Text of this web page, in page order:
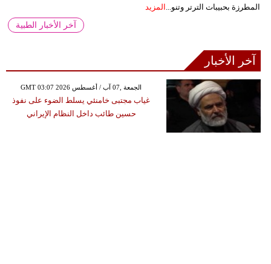
المطرزة بحبيبات الترتر وتنو... المزيد
آخر الأخبار الطبية
آخر الأخبار
GMT 03:07 2026 الجمعة ,07 آب / أغسطس
غياب مجتبى خامنئي يسلط الضوء على نفوذ
حسين طائب داخل النظام الإيراني